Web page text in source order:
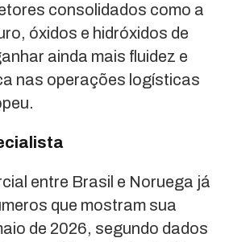
consolidados como a
óxidos e hidróxidos de
ainda mais fluidez e
nas operações logísticas
entre Brasil e Noruega já
que mostram sua
de 2026, segundo dados